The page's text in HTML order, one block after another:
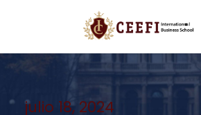
julio 18, 2024